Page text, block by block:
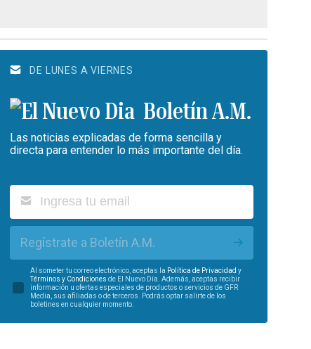
DE LUNES A VIERNES
Boletín A.M.
Las noticias explicadas de forma sencilla y
directa para entender lo más importante del día.
Regístrate a Boletín A.M.
Al someter tu correo electrónico, aceptas la Política de Privacidad y
Términos y Condiciones de El Nuevo Día. Además, aceptas recibir
información u ofertas especiales de productos o servicios de GFR
Media, sus afiliadas o de terceros. Podrás optar salirte de los
boletines en cualquier momento.